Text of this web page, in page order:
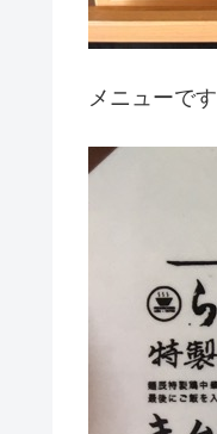
メニューです